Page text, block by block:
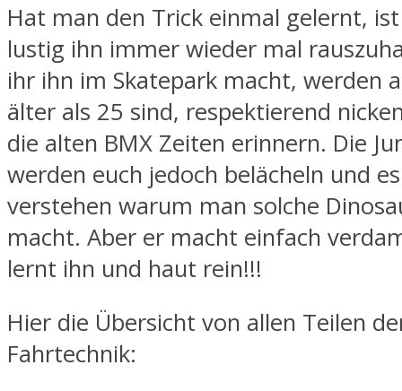
Hat man den Trick einmal gelernt,
lustig ihn immer wieder mal
ihr ihn im Skatepark macht, werden
älter als 25 sind, respektierend
die alten BMX Zeiten erinnern. Die
werden euch jedoch belächeln und
verstehen warum man solche
macht. Aber er macht einfach
lernt ihn und haut rein!!!
Hier die Übersicht von allen Teilen
Fahrtechnik: